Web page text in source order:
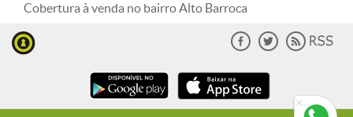
Cobertura à venda no bairro Alto Barroca